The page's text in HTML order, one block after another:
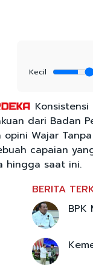
Kecil
dari Badan
Wajar
capaian
hingga saat ini.
BERITA
BPK